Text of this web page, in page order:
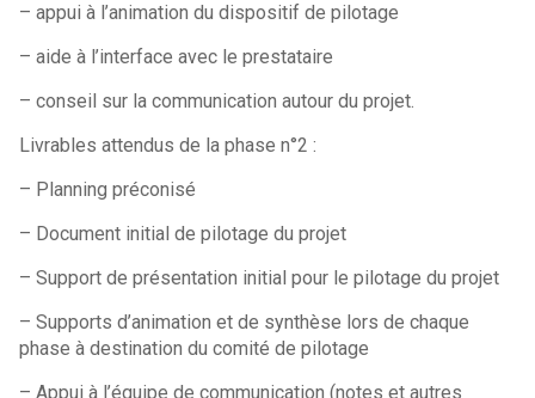
– appui à l’animation du dispositif de pilotage
– aide à l’interface avec le prestataire
– conseil sur la communication autour du projet.
Livrables attendus de la phase n°2 :
– Planning préconisé
– Document initial de pilotage du projet
– Support de présentation initial pour le pilotage du projet
– Supports d’animation et de synthèse lors de chaque
phase à destination du comité de pilotage
– Appui à l’équipe de communication (notes et autres